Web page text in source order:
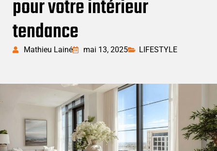
pour votre intérieur
tendance
Mathieu Lainé mai 13, 2025 LIFESTYLE